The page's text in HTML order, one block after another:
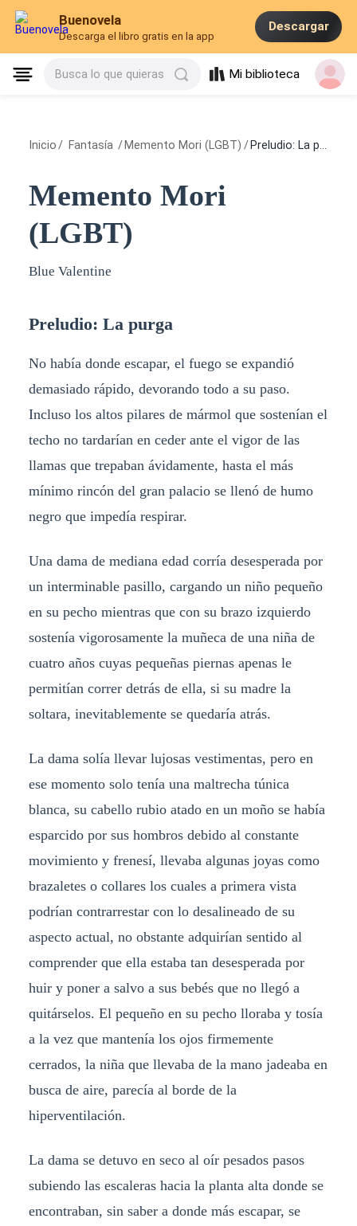
Buenovela
Descarga el libro gratis en la app
Descargar
Busca lo que quieras Mi biblioteca
Inicio / Fantasía / Memento Mori (LGBT) / Preludio: La purga
Memento Mori
(LGBT)
Blue Valentine
Preludio: La purga
No había donde escapar, el fuego se expandió
demasiado rápido, devorando todo a su paso.
Incluso los altos pilares de mármol que sostenían el
techo no tardarían en ceder ante el vigor de las
llamas que trepaban ávidamente, hasta el más
mínimo rincón del gran palacio se llenó de humo
negro que impedía respirar.
Una dama de mediana edad corría desesperada por
un interminable pasillo, cargando un niño pequeño
en su pecho mientras que con su brazo izquierdo
sostenía vigorosamente la muñeca de una niña de
cuatro años cuyas pequeñas piernas apenas le
permitían correr detrás de ella, si su madre la
soltara, inevitablemente se quedaría atrás.
La dama solía llevar lujosas vestimentas, pero en
ese momento solo tenía una maltrecha túnica
blanca, su cabello rubio atado en un moño se había
esparcido por sus hombros debido al constante
movimiento y frenesí, llevaba algunas joyas como
brazaletes o collares los cuales a primera vista
podrían contrarrestar con lo desalineado de su
aspecto actual, no obstante adquirían sentido al
comprender que ella estaba tan desesperada por
huir y poner a salvo a sus bebés que no llegó a
quitárselos. El pequeño en su pecho lloraba y tosía
a la vez que mantenía los ojos firmemente
cerrados, la niña que llevaba de la mano jadeaba en
busca de aire, parecía al borde de la
hiperventilación.
La dama se detuvo en seco al oír pesados pasos
subiendo las escaleras hacia la planta alta donde se
encontraban, sin saber a donde más escapar, se